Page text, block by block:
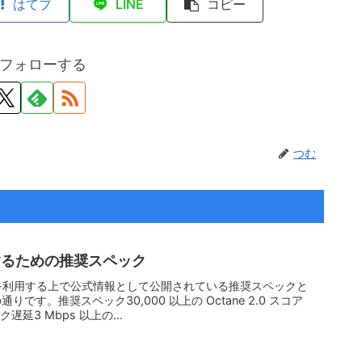
はてブ LINE コピー
ォローする
つむ
ための推奨スペック
用する上で公式情報として公開されている推奨スペックと
りです。推奨スペック30,000 以上の Octane 2.0 スコア
遅延3 Mbps 以上の...